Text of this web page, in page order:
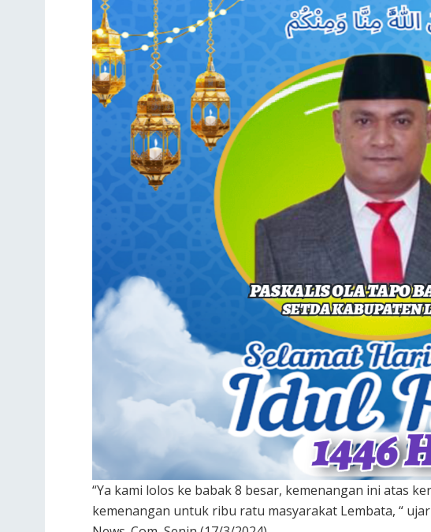
“Ya kami lolos ke babak 8 besar, kemenangan ini atas
kemenangan untuk ribu ratu masyarakat Lembata, “